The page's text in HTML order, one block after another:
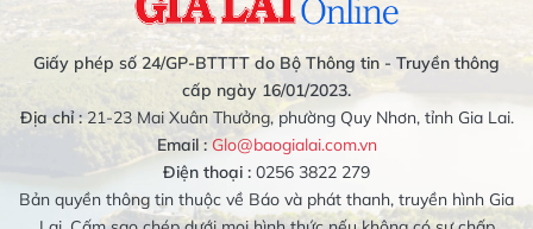
Giấy phép số 24/GP-BTTTT do Bộ Thông tin - Truyền thông
cấp ngày 16/01/2023.
Địa chỉ :21-23 Mai Xuân Thưởng, phường Quy Nhơn, tỉnh Gia Lai.
Email : Glo@baogialai.com.vn
Điện thoại : 0256 3822 279
Bản quyền thông tin thuộc về Báo và phát thanh, truyền hình Gia